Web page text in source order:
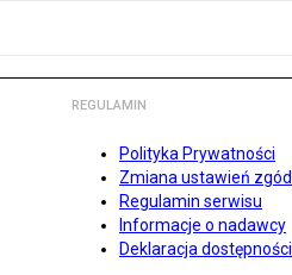
REGULAMIN
Polityka Prywatności
Zmiana ustawień zgód
Regulamin serwisu
Informacje o nadawcy
Deklaracja dostępności